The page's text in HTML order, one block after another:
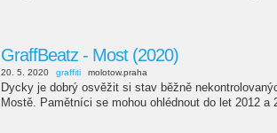
GraffBeatz - Most (2020)
20. 5. 2020 graffiti molotow.praha
Dycky je dobrý osvěžit si stav běžně
Mostě. Pamětníci se mohou ohlédnout do let 2012 a